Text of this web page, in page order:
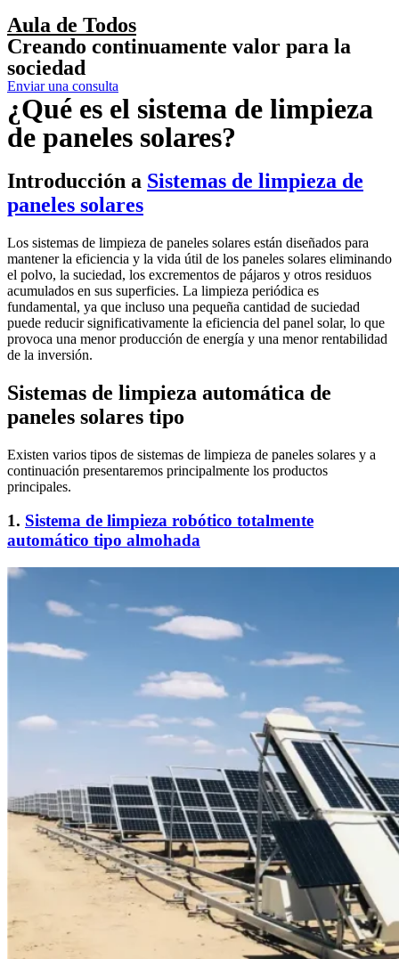
Aula de Todos
Creando continuamente valor para la
sociedad
Enviar una consulta
¿Qué es el sistema de limpieza
de paneles solares?
Introducción a Sistemas de limpieza de
paneles solares
Los sistemas de limpieza de paneles solares están diseñados para
mantener la eficiencia y la vida útil de los paneles solares eliminando
el polvo, la suciedad, los excrementos de pájaros y otros residuos
acumulados en sus superficies. La limpieza periódica es
fundamental, ya que incluso una pequeña cantidad de suciedad
puede reducir significativamente la eficiencia del panel solar, lo que
provoca una menor producción de energía y una menor rentabilidad
de la inversión.
Sistemas de limpieza automática de
paneles solares tipo
Existen varios tipos de sistemas de limpieza de paneles solares y a
continuación presentaremos principalmente los productos
principales.
1. Sistema de limpieza robótico totalmente
automático tipo almohada